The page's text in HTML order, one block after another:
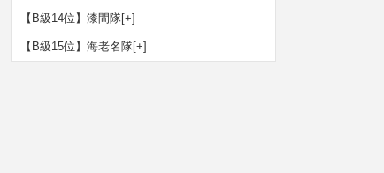
【B級14位】漆間隊[+]
【B級15位】海老名隊[+]